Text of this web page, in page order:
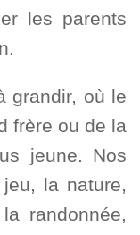
les parents
grandir, où le
frère ou de la
jeune. Nos
la nature,
randonnée,